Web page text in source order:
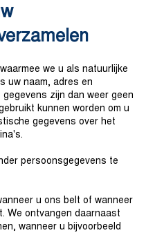
we u als natuurlijke
uw naam, adres en
gegevens zijn dan weer geen
kunnen worden om u
gegevens over het
persoonsgegevens te
u ons belt of wanneer
We ontvangen daarnaast
wanneer u bijvoorbeeld